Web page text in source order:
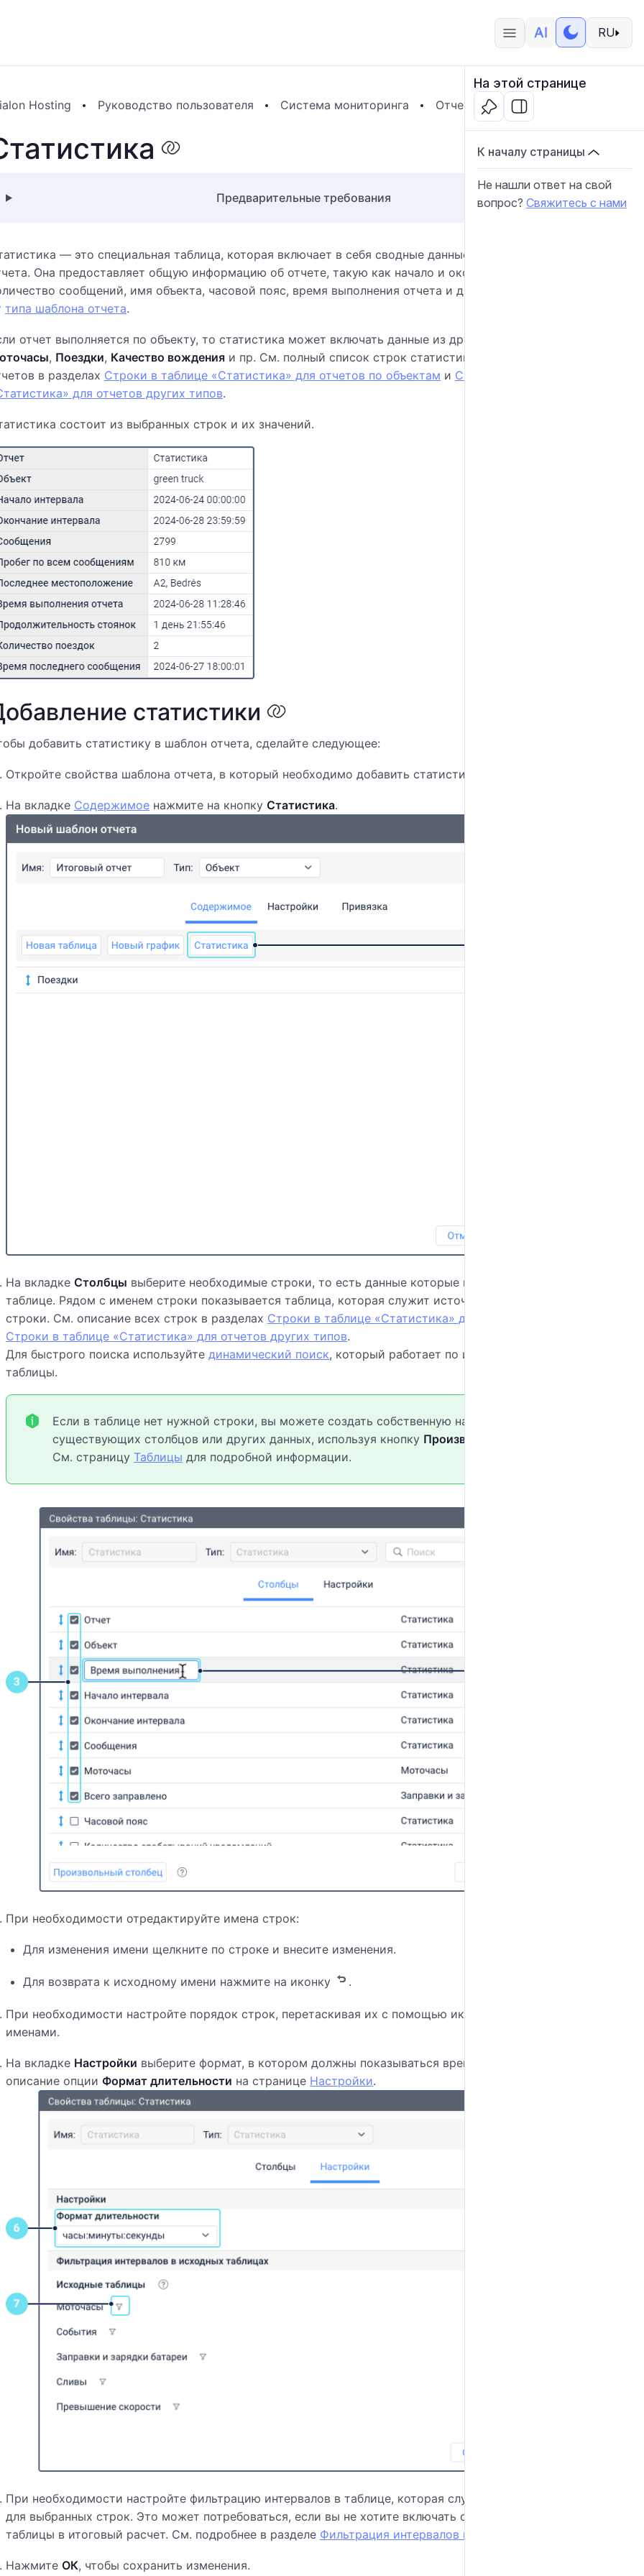
RU
Hosting Руководство пользователя Система мониторинга Отчеты Шаблоны отчетов
Предварительные требования
— это специальная таблица, которая включает в себя сводные данные за выбранный период
Она предоставляет общую информацию об отчете, такую как начало и окончание интервала отчета,
сообщений, имя объекта, часовой пояс, время выполнения отчета и другие данные, зависящие
типа шаблона отчета.
отчет выполняется по объекту, то статистика может включать данные из других таблиц, таких как
, Поездки, Качество вождения и пр. См. полный список строк статистики для разных типов
в разделах Строки в таблице «Статистика» для отчетов по объектам и Строки в таблице
для отчетов других типов.
состоит из выбранных строк и их значений.
статистики
добавить статистику в шаблон отчета, сделайте следующее:
Откройте свойства шаблона отчета, в который необходимо добавить статистику.
На вкладке Содержимое нажмите на кнопку Статистика.
На вкладке Столбцы выберите необходимые строки, то есть данные которые необходимо показать в
таблице. Рядом с именем строки показывается таблица, которая служит источником данных для этой
строки. См. описание всех строк в разделах Строки в таблице «Статистика» для отчетов по объекту
Строки в таблице «Статистика» для отчетов других типов.
Для быстрого поиска используйте динамический поиск, который работает по имени строки и исходной
таблицы.
Если в таблице нет нужной строки, вы можете создать собственную на основе
существующих столбцов или других данных, используя кнопку Произвольный столбец
См. страницу Таблицы для подробной информации.
При необходимости отредактируйте имена строк:
Для изменения имени щелкните по строке и внесите изменения.
Для возврата к исходному имени нажмите на иконку .
При необходимости настройте порядок строк, перетаскивая их с помощью иконки
именами.
На вкладке Настройки выберите формат, в котором должны показываться временные интервалы. См.
описание опции Формат длительности на странице Настройки.
При необходимости настройте фильтрацию интервалов в таблице, которая служит источником данных
для выбранных строк. Это может потребоваться, если вы не хотите включать определенные интервалы
таблицы в итоговый расчет. См. подробнее в разделе Фильтрация интервалов в исходных таблицах
Нажмите ОК, чтобы сохранить изменения.
На этой странице
К началу страницы
Не нашли ответ на свой
вопрос? Свяжитесь с нами